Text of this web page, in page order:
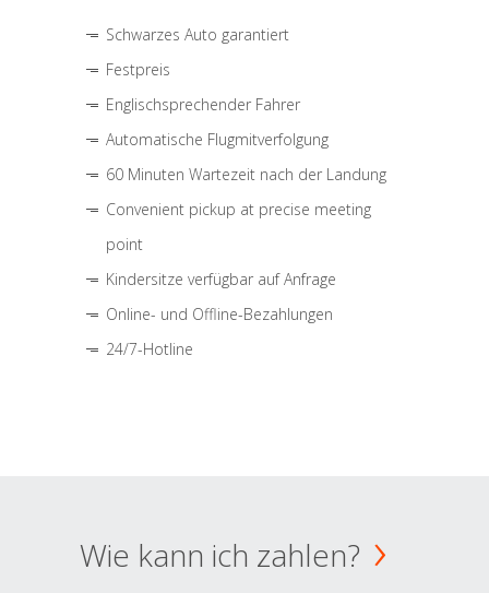
Schwarzes Auto garantiert
Festpreis
Englischsprechender Fahrer
Automatische Flugmitverfolgung
60 Minuten Wartezeit nach der Landung
Convenient pickup at precise meeting
point
Kindersitze verfügbar auf Anfrage
Online- und Offline-Bezahlungen
24/7-Hotline
Wie kann ich zahlen?